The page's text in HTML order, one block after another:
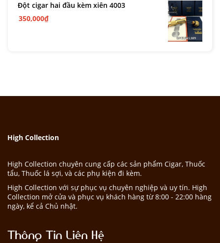
Đột cigar hai đầu kèm xiên 4003
350,000₫
High Collection
High Collection chuyên cung cấp các sản phẩm Cigar, Thuốc
tẩu, Thuốc lá sợi, và các phụ kiện đi kèm.
High Collection với sự phục vụ chuyên nghiệp và uy tín. High
Collection mở cửa và phục vụ khách hàng từ 8:00 - 22:00 hàng
ngày, kể cả Chủ nhật.
Thông Tin Liên Hệ